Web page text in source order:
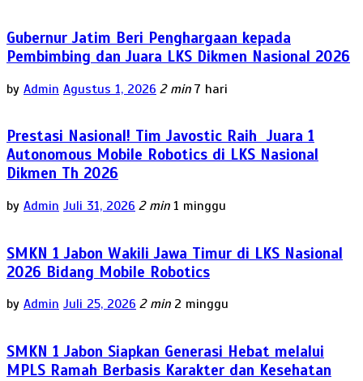
Gubernur Jatim Beri Penghargaan kepada
Pembimbing dan Juara LKS Dikmen Nasional 2026
by Admin Agustus 1, 2026 2 min 7 hari
Prestasi Nasional! Tim Javostic Raih Juara 1
Autonomous Mobile Robotics di LKS Nasional
Dikmen Th 2026
by Admin Juli 31, 2026 2 min 1 minggu
SMKN 1 Jabon Wakili Jawa Timur di LKS Nasional
2026 Bidang Mobile Robotics
by Admin Juli 25, 2026 2 min 2 minggu
SMKN 1 Jabon Siapkan Generasi Hebat melalui
MPLS Ramah Berbasis Karakter dan Kesehatan